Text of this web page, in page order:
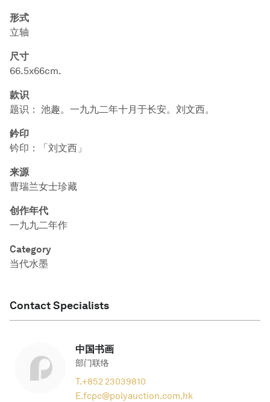
形式
立轴
尺寸
66.5x66cm.
款识
题识： 池趣。一九九二年十月于长安。刘文西。
鈐印
钤印：「刘文西」
来源
曹瑞兰女士珍藏
创作年代
一九九二年作
Category
当代水墨
Contact Specialists
中国书画
部门联络
T.+852 23039810
E.fcpc@polyauction.com.hk